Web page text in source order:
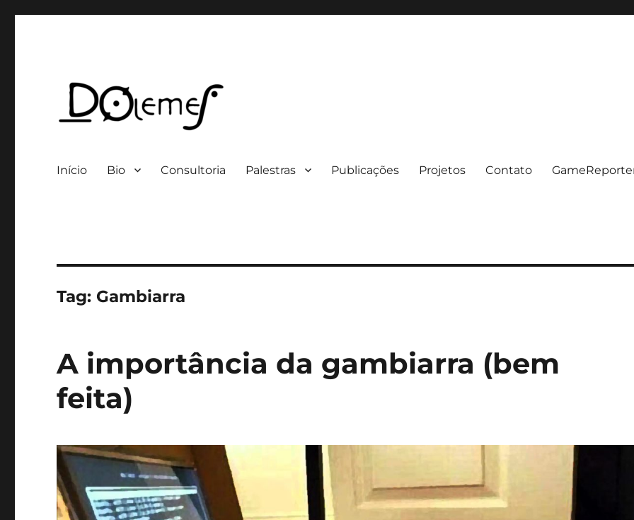
Início Bio Consultoria Palestras Publicações Projetos Contato
Tag: Gambiarra
A importância da gambiarra (bem
feita)